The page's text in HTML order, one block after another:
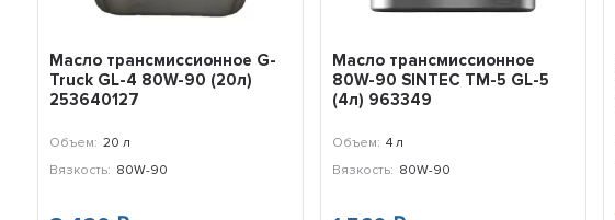
Масло трансмиссионное G-
Truck GL-4 80W-90 (20л)
253640127
Объем: 20 л
Вязкость: 80W-90
Масло трансмиссионное
80W-90 SINTEC ТМ-5 GL-5
(4л) 963349
Объем: 4 л
Вязкость: 80W-90